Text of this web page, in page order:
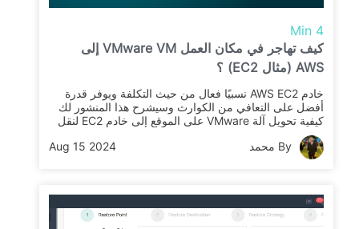
4 Min
كيف تهاجر في مكان العمل VMware VM إلى
AWS (مثال EC2) ؟
خادم AWS EC2 نسبيًا فعال من حيث التكلفة ويوفر قدرة
أفضل على التعافي من الكوارث وسيشرح هذا المنشور لك
كيفية تحويل آلة VMware على الموقع إلى خادم EC2 لنقل
التطبيقات من VMware إلى AWS.
By محمد
Aug 15 2024